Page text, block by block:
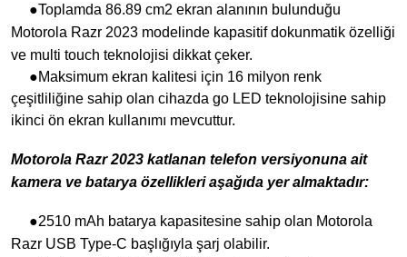
●Toplamda 86.89 cm2 ekran alanının bulunduğu
Motorola Razr 2023 modelinde kapasitif dokunmatik özelliği
ve multi touch teknolojisi dikkat çeker.
●Maksimum ekran kalitesi için 16 milyon renk
çeşitliliğine sahip olan cihazda go LED teknolojisine sahip
ikinci ön ekran kullanımı mevcuttur.
Motorola Razr 2023 katlanan telefon versiyonuna ait
kamera ve batarya özellikleri aşağıda yer almaktadır:
●2510 mAh batarya kapasitesine sahip olan Motorola
Razr USB Type-C başlığıyla şarj olabilir.